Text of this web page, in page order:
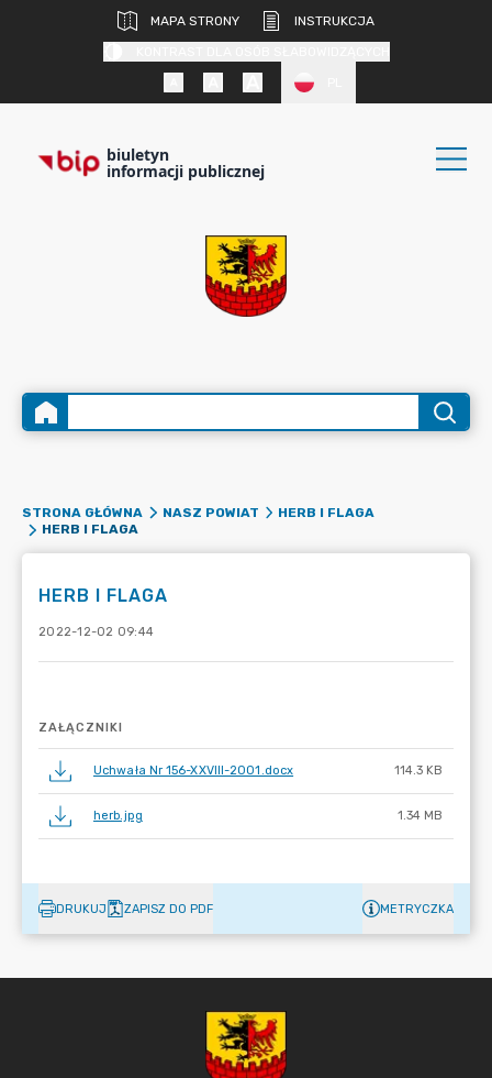
MAPA STRONY
INSTRUKCJA
biuletyn
informacji publicznej
STRONA GŁÓWNA NASZ POWIAT
HERB I FLAGA
HERB I FLAGA
HERB I FLAGA
2022-12-02 09:44
ZAŁĄCZNIKI
Uchwała Nr 156-XXVIII-2001.docx 114.3 KB
herb.jpg 1.34 MB
DRUKUJ ZAPISZ DO PDF METRYCZKA